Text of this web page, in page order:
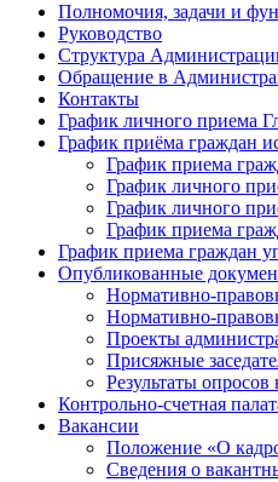
Полномочия, задачи и
Руководство
Структура
Обращение в
Контакты
График личного приема
График приёма граждан
График приема
График личного
График личного
График приема
График приема граждан
Опубликованные
Нормативно-
Нормативно-
Проекты
Присяжные
Результаты опросов
Контрольно-счетная
Вакансии
Положение «О
Сведения о